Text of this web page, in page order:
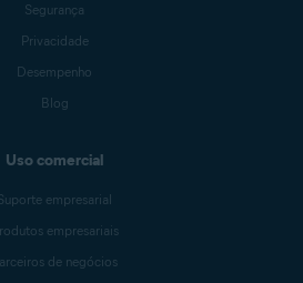
Segurança
Privacidade
Desempenho
Blog
Uso comercial
empresarial
empresariais
de negócios